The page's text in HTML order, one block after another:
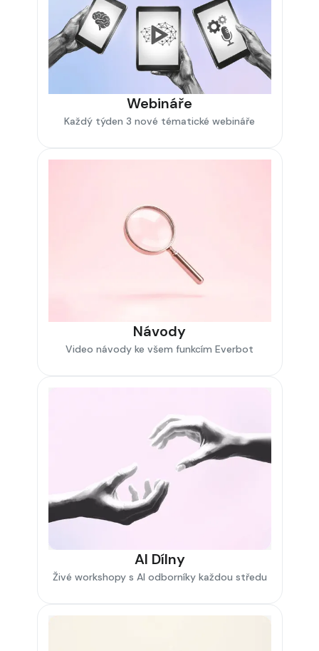
Webináře
Každý týden 3 nové tématické webináře
Návody
Video návody ke všem funkcím Everbot
AI Dílny
Živé workshopy s AI odborníky každou středu